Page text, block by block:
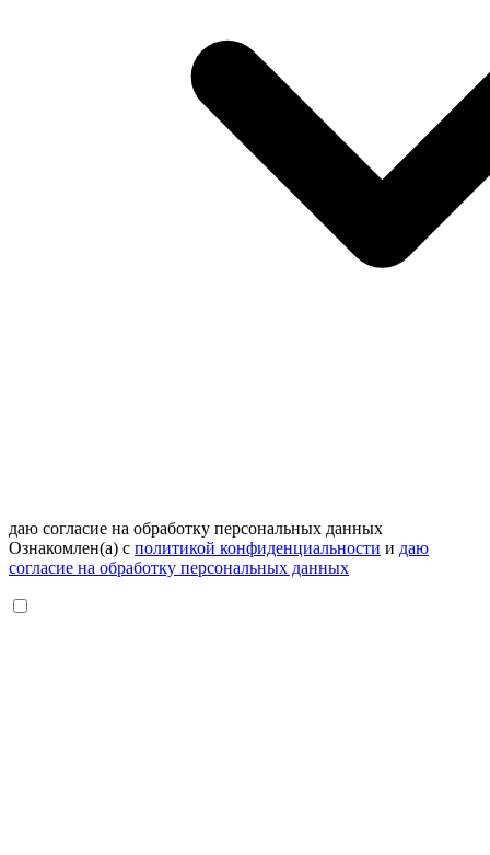
даю согласие на обработку персональных данных
Ознакомлен(а) с политикой конфиденциальности и даю
согласие на обработку персональных данных